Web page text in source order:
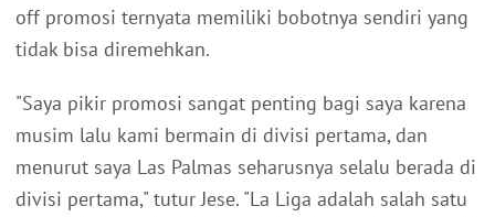
off promosi ternyata memiliki bobotnya sendiri yang
tidak bisa diremehkan.
"Saya pikir promosi sangat penting bagi saya karena
musim lalu kami bermain di divisi pertama, dan
menurut saya Las Palmas seharusnya selalu berada di
divisi pertama," tutur Jese. "La Liga adalah salah satu